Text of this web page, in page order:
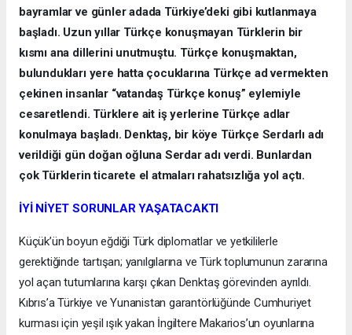
bayramlar ve günler adada Türkiye’deki gibi kutlanmaya
başladı. Uzun yıllar Türkçe konuşmayan Türklerin bir
kısmı ana dillerini unutmuştu. Türkçe konuşmaktan,
bulundukları yere hatta çocuklarına Türkçe ad vermekten
çekinen insanlar “vatandaş Türkçe konuş” eylemiyle
cesaretlendi. Türklere ait iş yerlerine Türkçe adlar
konulmaya başladı. Denktaş, bir köye Türkçe Serdarlı adı
verildiği gün doğan oğluna Serdar adı verdi. Bunlardan
çok Türklerin ticarete el atmaları rahatsızlığa yol açtı.
İYİ NİYET SORUNLAR YAŞATACAKTI
Küçük’ün boyun eğdiği Türk diplomatlar ve yetkililerle
gerektiğinde tartışan; yanılgılarına ve Türk toplumunun zararına
yol açan tutumlarına karşı çıkan Denktaş görevinden ayrıldı.
Kıbrıs’a Türkiye ve Yunanistan garantörlüğünde Cumhuriyet
kurması için yeşil ışık yakan İngiltere Makarios’un oyunlarına